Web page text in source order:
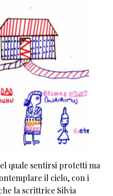
quale sentirsi protetti ma
il cielo, con i
la scrittrice Silvia